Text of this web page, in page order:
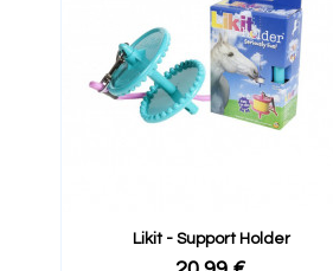
Likit - Support Holder